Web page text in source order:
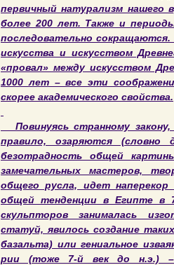
первичный натурализм нашего
более 200 лет. Также и
последовательно
искусства и искусством
«провал» между искусством
1000 лет – все эти
скорее академического свойства.
Повинуясь странному закону,
правило, озаряются
безотрадность общей
замечательных мастеров,
общего русла, идет
общей тенденции в Египте в
скульпторов занималась
статуй, явилось создание
базальта) или гениальное
рии (тоже 7-й век до н.э.) –